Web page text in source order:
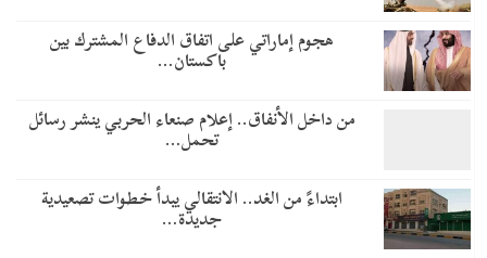
هجوم إماراتي على اتفاق الدفاع المشترك بين
باكستان…
من داخل الأنفاق.. إعلام صنعاء الحربي ينشر رسائل
تحمل…
​ابتداءً من الغد.. الانتقالي يبدأ خطوات تصعيدية
جديدة…